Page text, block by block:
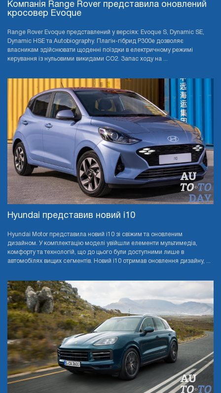
Компанія Range Rover представила оновлений
кросовер Evoque
Range Rover Evoque представлений у версіях: Evoque S, Dynamic SE,
Dynamic HSE та Autobiography. Плагін-гібрид P300e дозволяє
власникам здійснювати щоденні поїздки в електричному режимі
керування із нульовими викидами CO2. Запас ходу на ...
Hyundai представив новий i10
Hyundai Motor представила новий i10 зі свіжим та оновленим
дизайном. У комплектацію моделі увійшли елементи мультимедіа,
комфорту та технологій, що до цього були доступними лише в
автомобілях вищих сегментів. Новий i10 отримав оновлення дизайну, ...